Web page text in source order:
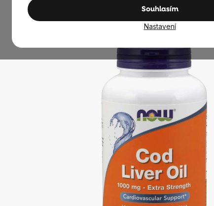
Souhlasím
Nastavení